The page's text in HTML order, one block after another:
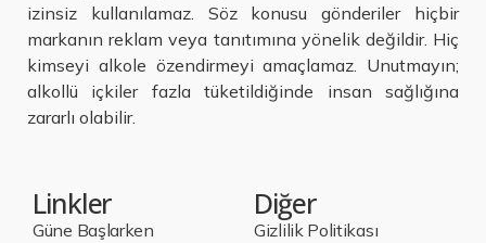
izinsiz kullanılamaz. Söz konusu gönderiler hiçbir
markanın reklam veya tanıtımına yönelik değildir. Hiç
kimseyi alkole özendirmeyi amaçlamaz. Unutmayın;
alkollü içkiler fazla tüketildiğinde insan sağlığına
zararlı olabilir.
Linkler
Güne Başlarken
Diğer
Gizlilik Politikası